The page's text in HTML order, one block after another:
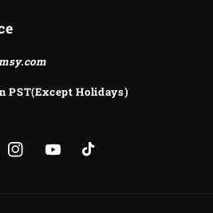
PST(Except Holidays)
InstagramYouTubeTikTok